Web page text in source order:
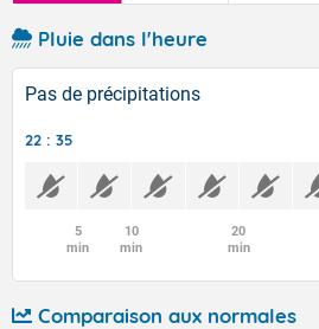
Pluie dans l'heure
Pas de précipitations
22 : 35
5
min
10
min
20
min
Comparaison aux normales